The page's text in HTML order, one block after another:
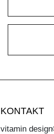
KONTAKT
vitamin